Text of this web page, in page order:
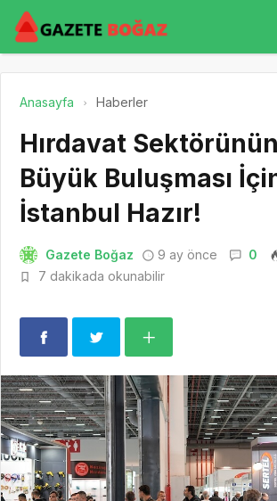
Anasayfa Haberler
Hırdavat
Büyük Buluşması
İstanbul Hazır!
Gazete Boğaz 9 ay önce 0
7 dakikada okunabilir